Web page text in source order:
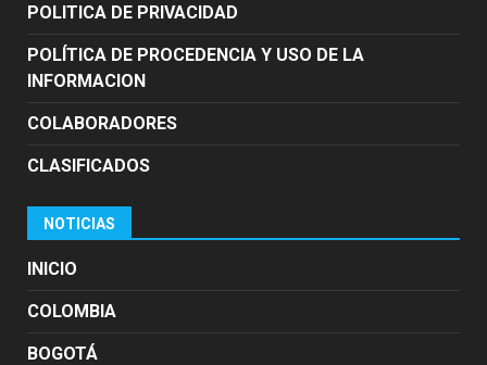
POLITICA DE PRIVACIDAD
POLÍTICA DE PROCEDENCIA Y USO DE LA
INFORMACION
COLABORADORES
CLASIFICADOS
NOTICIAS
INICIO
COLOMBIA
BOGOTÁ